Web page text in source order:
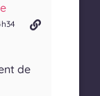
de